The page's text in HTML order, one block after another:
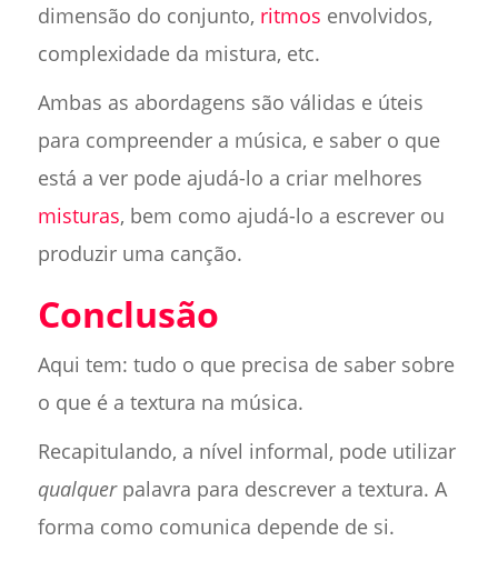
dimensão do conjunto, ritmos envolvidos,
complexidade da mistura, etc.
Ambas as abordagens são válidas e úteis
para compreender a música, e saber o que
está a ver pode ajudá-lo a criar melhores
misturas, bem como ajudá-lo a escrever ou
produzir uma canção.
Conclusão
Aqui tem: tudo o que precisa de saber sobre
o que é a textura na música.
Recapitulando, a nível informal, pode utilizar
qualquerpalavra para descrever a textura. A
forma como comunica depende de si.